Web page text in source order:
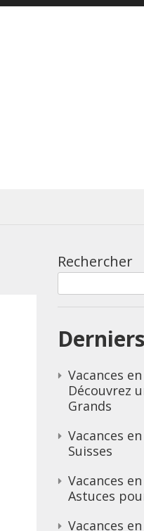
Rechercher
Vacances
Découvrez
Grands
Vacances
Suisses
Vacances
Astuces
Vacances